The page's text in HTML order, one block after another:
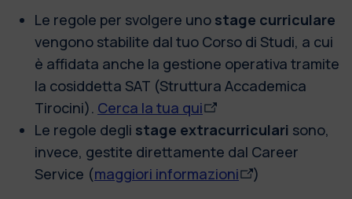
Le regole per svolgere uno stage curriculare
vengono stabilite dal tuo Corso di Studi, a cui
è affidata anche la gestione operativa tramite
la cosiddetta SAT (Struttura Accademica
Tirocini). Cerca la tua qui
Le regole degli stage extracurriculari sono,
invece, gestite direttamente dal Career
Service (maggiori informazioni )